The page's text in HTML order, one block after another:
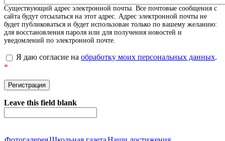
Существующий адрес электронной почты. Все почтовые сообщения с
сайта будут отсылаться на этот адрес. Адрес электронной почты не
будет публиковаться и будет использован только по вашему желанию:
для восстановления пароля или для получения новостей и
уведомлений по электронной почте.
Я даю согласие на обработку моих персональных данных.
*
Leave this field blank